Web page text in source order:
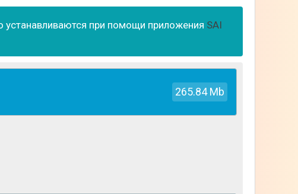
при помощи приложения SAI
265.84 Mb